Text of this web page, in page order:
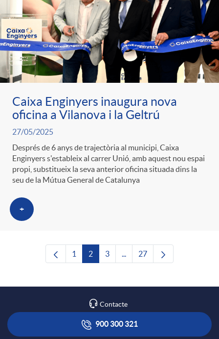
Caixa Enginyers inaugura nova
oficina a Vilanova i la Geltrú
27/05/2025
Després de 6 anys de trajectòria al municipi, Caixa
Enginyers s'estableix al carrer Unió, amb aquest nou espai
propi, substitueix la seva anterior oficina situada dins la
seu de la Mútua General de Catalunya
+
Pàgina
1 Pàgina
2 Pàgina
3 ...Pàgines intermèdies
Pàgina
27
Contacte
900 300 321